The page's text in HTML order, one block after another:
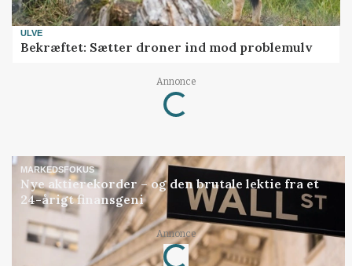
ULVE
Bekræftet: Sætter droner ind mod problemulv
Annonce
Loading...
MARKEDSFOKUS
Nye aktierekorder – og den brutale lektie fra et
24-årigt finansgeni
Annonce
Loading...